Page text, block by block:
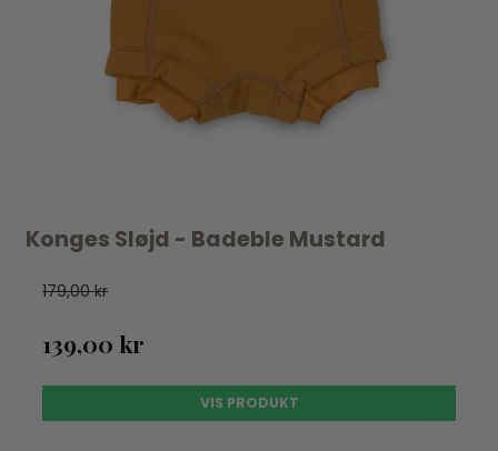
Konges Sløjd - Badeble Mustard
179,00 kr
139,00 kr
VIS PRODUKT